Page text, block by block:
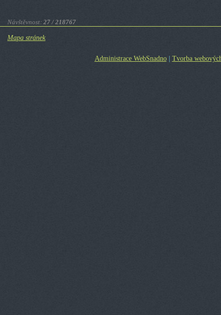
Návštěvnost: 27 / 218767
Mapa stránek
Administrace WebSnadno| Tvorba